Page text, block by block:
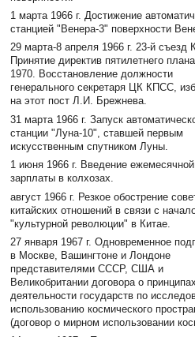
1 марта 1966 г. Достижение
станцией "Венера-3" поверхности
29 марта-8 апреля 1966 г. 23-й съезд
Принятие директив пятилетнего
1970. Восстановление должности
генерального секретаря ЦК КПСС,
на этот пост Л.И. Брежнева.
31 марта 1966 г. Запуск
станции "Луна-10", ставшей первым
искусственным спутником Луны.
1 июня 1966 г. Введение ежемесячной
зарплаты в колхозах.
август 1966 г. Резкое обострение
китайских отношений в связи с
"культурной революции" в Китае.
27 января 1967 г. Одновременное
в Москве, Вашингтоне и Лондоне
представителями СССР, США и
Великобритании договора о принципах
деятельности государств по
использованию космического
(договор о мирном использовании